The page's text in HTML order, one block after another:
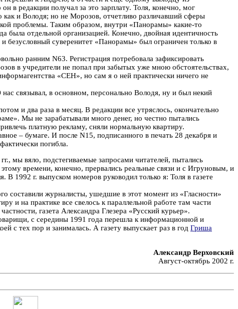
в редакции получал за это зарплату. Толя, конечно, мог
и Володя; но не Морозов, отчетливо различавший сферы
проблемы. Таким образом, внутри «Панорамы» какие-то
была отдельной организацией. Конечно, двойная идентичность
безусловный суверенитет «Панорамы» был ограничен только в
ранним N63. Регистрация потребовала зафиксировать
в учредители не попал при забытых уже мною обстоятельствах,
«СЕН», но сам я о ней практически ничего не
связывал, в основном, персонально Володя, ну и был некий
и два раза в месяц. В редакции все утряслось, окончательно
Мы не зарабатывали много денег, но честно пытались
платную рекламу, сняли нормальную квартиру.
– бумаге. И после N15, подписанного в печать 28 декабря и
погибла.
мы вяло, подстегиваемые запросами читателей, пытались
времени, конечно, прервались реальные связи и с Игруновым, и
1992 г. выпуском номеров руководил только я: Толя в газете
составили журналисты, ушедшие в этот момент из «Гласности»
и на практике все свелось к параллельной работе там части
газета Александра Глезера «Русский курьер».
с середины 1991 года перешла к информационной и
с тех пор и занималась. А газету выпускает раз в год Гриша
Александр Верховский
Август-октябрь 2002 г.